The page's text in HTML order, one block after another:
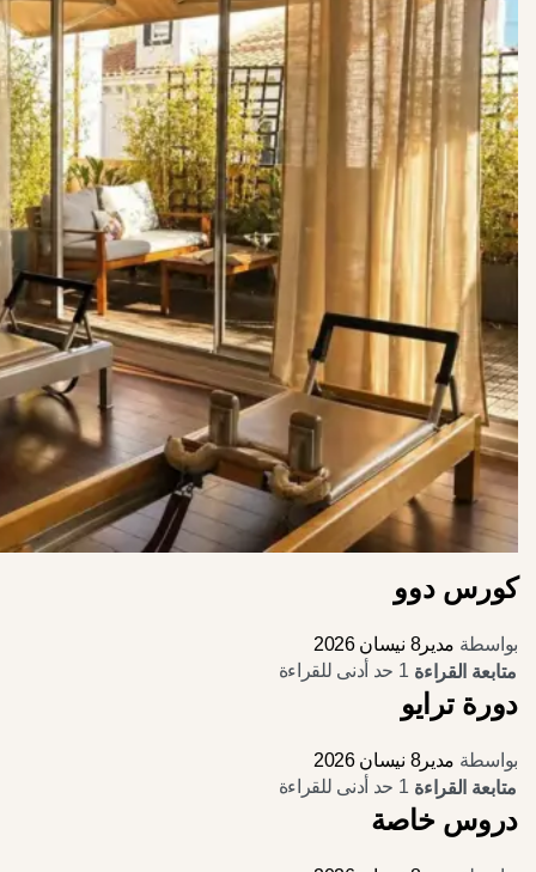
كورس دوو
بواسطة مدير8 نيسان 2026
متابعة القراءة 1 حد أدنى للقراءة
دورة ترايو
بواسطة مدير8 نيسان 2026
متابعة القراءة 1 حد أدنى للقراءة
دروس خاصة